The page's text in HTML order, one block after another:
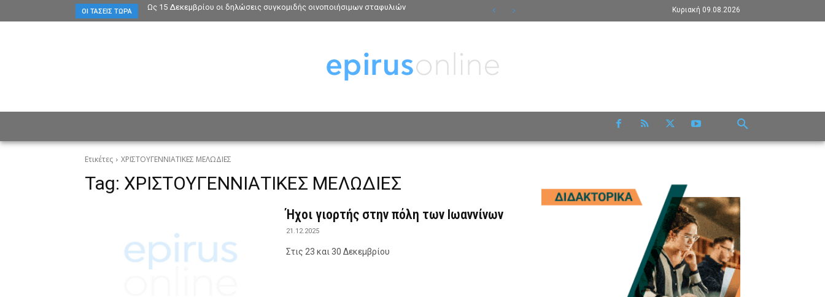
ΟΙ ΤΆΣΕΙΣ ΤΏΡΑ Ως 15 Δεκεμβρίου οι δηλώσεις συγκομιδής οινοποιήσιμων σταφυλιών Κυριακή 09.08.2026
Ετικέτες ΧΡΙΣΤΟΥΓΕΝΝΙΑΤΙΚΕΣ ΜΕΛΩΔΙΕΣ
Tag: ΧΡΙΣΤΟΥΓΕΝΝΙΑΤΙΚΕΣ ΜΕΛΩΔΙΕΣ
Ήχοι γιορτής στην πόλη των Ιωαννίνων
21.12.2025
Στις 23 και 30 Δεκεμβρίου